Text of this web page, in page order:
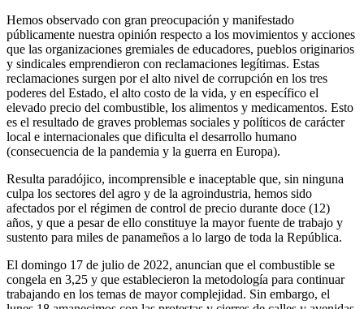
Hemos observado con gran preocupación y manifestado
públicamente nuestra opinión respecto a los movimientos y acciones
que las organizaciones gremiales de educadores, pueblos originarios
y sindicales emprendieron con reclamaciones legítimas. Estas
reclamaciones surgen por el alto nivel de corrupción en los tres
poderes del Estado, el alto costo de la vida, y en específico el
elevado precio del combustible, los alimentos y medicamentos. Esto
es el resultado de graves problemas sociales y políticos de carácter
local e internacionales que dificulta el desarrollo humano
(consecuencia de la pandemia y la guerra en Europa).
Resulta paradójico, incomprensible e inaceptable que, sin ninguna
culpa los sectores del agro y de la agroindustria, hemos sido
afectados por el régimen de control de precio durante doce (12)
años, y que a pesar de ello constituye la mayor fuente de trabajo y
sustento para miles de panameños a lo largo de toda la República.
El domingo 17 de julio de 2022, anuncian que el combustible se
congela en 3,25 y que establecieron la metodología para continuar
trabajando en los temas de mayor complejidad. Sin embargo, el